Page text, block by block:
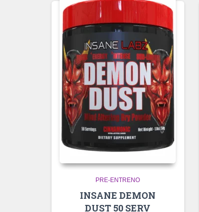
PRE-ENTRENO
INSANE DEMON
DUST 50 SERV